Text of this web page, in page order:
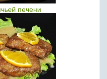
печени